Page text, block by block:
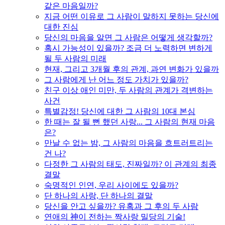
같은 마음일까?
지금 어떤 이유로 그 사람이 말하지 못하는 당신에
대한 진심
당신의 마음을 알면 그 사람은 어떻게 생각할까?
혹시 가능성이 있을까? 조금 더 노력하면 변하게
될 두 사람의 미래
현재, 그리고 3개월 후의 관계, 과연 변화가 있을까
그 사람에게 난 어느 정도 가치가 있을까?
친구 이상 애인 미만, 두 사람의 관계가 격변하는
사건
특별감정! 당신에 대한 그 사람의 10대 본심
한 때는 잘 될 뻔 했던 사랑... 그 사람의 현재 마음
은?
만날 수 없는 밤, 그 사람의 마음을 흐트러트리는
건 나?
다정한 그 사람의 태도, 진짜일까? 이 관계의 최종
결말
숙명적인 인연, 우리 사이에도 있을까?
단 하나의 사랑, 단 하나의 결말
당신을 안고 싶을까? 유혹과 그 후의 두 사람
연애의 神이 전하는 짝사랑 밀당의 기술!